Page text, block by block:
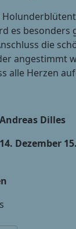
es besonders
die
angestimmt
alle Herzen
Dilles
Dezember